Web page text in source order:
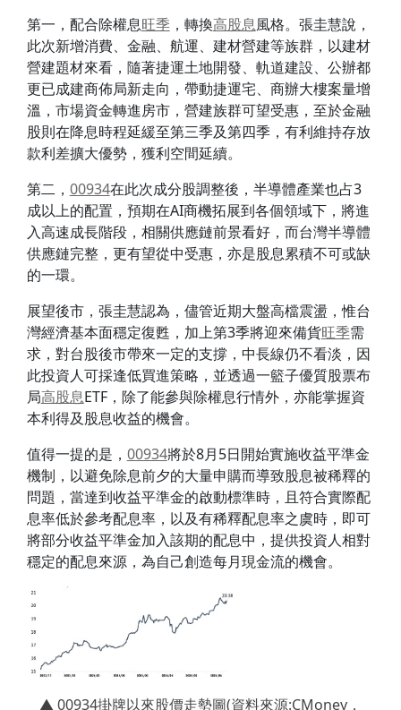
第一，配合除權息旺季，轉換高股息風格。張圭慧說，
此次新增消費、金融、航運、建材營建等族群，以建材
營建題材來看，隨著捷運土地開發、軌道建設、公辦都
更已成建商佈局新走向，帶動捷運宅、商辦大樓案量增
溫，市場資金轉進房市，營建族群可望受惠，至於金融
股則在降息時程延緩至第三季及第四季，有利維持存放
款利差擴大優勢，獲利空間延續。
第二， 00934在此次成分股調整後，半導體產業也占3
成以上的配置，預期在AI商機拓展到各個領域下，將進
入高速成長階段，相關供應鏈前景看好，而台灣半導體
供應鏈完整，更有望從中受惠，亦是股息累積不可或缺
的一環。
展望後市，張圭慧認為，儘管近期大盤高檔震盪，惟台
灣經濟基本面穩定復甦，加上第3季將迎來備貨旺季需
求，對台股後市帶來一定的支撐，中長線仍不看淡，因
此投資人可採逢低買進策略，並透過一籃子優質股票布
局高股息ETF，除了能參與除權息行情外，亦能掌握資
本利得及股息收益的機會。
值得一提的是， 00934將於8月5日開始實施收益平準金
機制，以避免除息前夕的大量申購而導致股息被稀釋的
問題，當達到收益平準金的啟動標準時，且符合實際配
息率低於參考配息率，以及有稀釋配息率之虞時，即可
將部分收益平準金加入該期的配息中，提供投資人相對
穩定的配息來源，為自己創造每月現金流的機會。
▲ 00934掛牌以來股價走勢圖(資料來源:CMoney，